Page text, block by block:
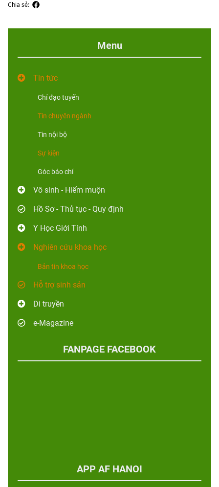
Chia sẻ:
Menu
Tin tức
Chỉ đạo tuyến
Tin chuyên ngành
Tin nội bộ
Sự kiện
Góc báo chí
Vô sinh - Hiếm muộn
Hồ Sơ - Thủ tục - Quy định
Y Học Giới Tính
Nghiên cứu khoa học
Bản tin khoa học
Hỗ trợ sinh sản
Di truyền
e-Magazine
FANPAGE FACEBOOK
APP AF HANOI